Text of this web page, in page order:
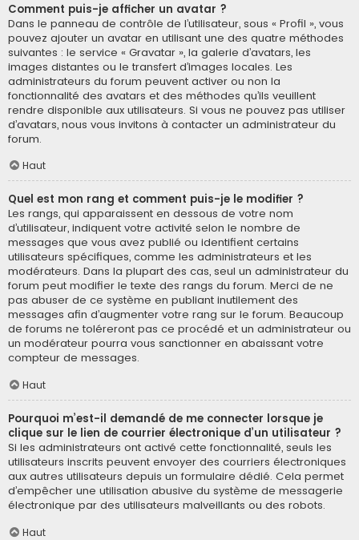
Comment puis-je afficher un avatar ?
Dans le panneau de contrôle de l’utilisateur, sous « Profil », vous
pouvez ajouter un avatar en utilisant une des quatre méthodes
suivantes : le service « Gravatar », la galerie d’avatars, les
images distantes ou le transfert d’images locales. Les
administrateurs du forum peuvent activer ou non la
fonctionnalité des avatars et des méthodes qu’ils veuillent
rendre disponible aux utilisateurs. Si vous ne pouvez pas utiliser
d’avatars, nous vous invitons à contacter un administrateur du
forum.
Haut
Quel est mon rang et comment puis-je le modifier ?
Les rangs, qui apparaissent en dessous de votre nom
d’utilisateur, indiquent votre activité selon le nombre de
messages que vous avez publié ou identifient certains
utilisateurs spécifiques, comme les administrateurs et les
modérateurs. Dans la plupart des cas, seul un administrateur du
forum peut modifier le texte des rangs du forum. Merci de ne
pas abuser de ce système en publiant inutilement des
messages afin d’augmenter votre rang sur le forum. Beaucoup
de forums ne toléreront pas ce procédé et un administrateur ou
un modérateur pourra vous sanctionner en abaissant votre
compteur de messages.
Haut
Pourquoi m’est-il demandé de me connecter lorsque je
clique sur le lien de courrier électronique d’un utilisateur ?
Si les administrateurs ont activé cette fonctionnalité, seuls les
utilisateurs inscrits peuvent envoyer des courriers électroniques
aux autres utilisateurs depuis un formulaire dédié. Cela permet
d’empêcher une utilisation abusive du système de messagerie
électronique par des utilisateurs malveillants ou des robots.
Haut